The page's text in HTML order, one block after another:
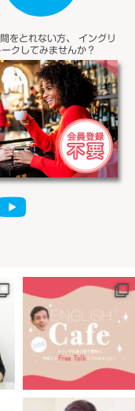
をとれない方、 イングリ
クしてみませんか？